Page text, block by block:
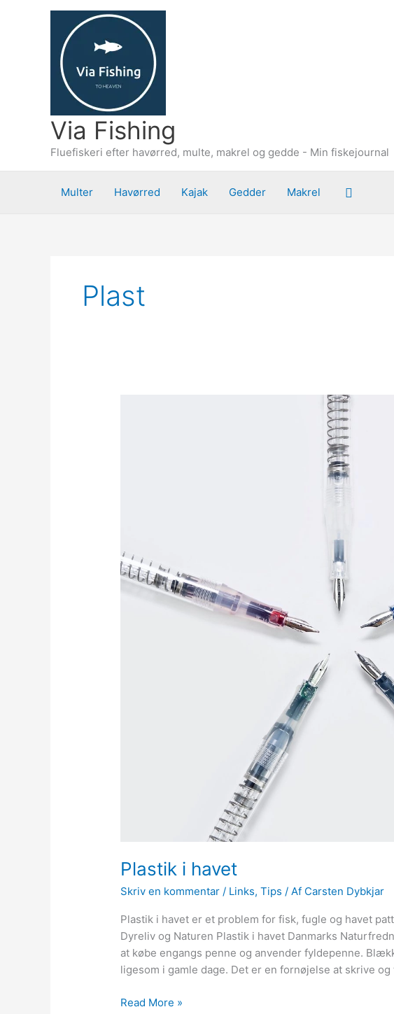
Via Fishing
Fluefiskeri efter havørred, multe, makrel og gedde - Min fiskejournal
Multer Havørred Kajak Gedder Makrel Søg
Plast
Plastik i havet
Skriv en kommentar / Links,Tips / Af Carsten Dybkjar
Plastik i havet er et problem for fisk, fugle og havet
Dyreliv og Naturen Plastik i havet Danmarks
at købe engangs penne og anvender fyldepenne.
ligesom i gamle dage. Det er en fornøjelse at skrive
Plastik
Read More »